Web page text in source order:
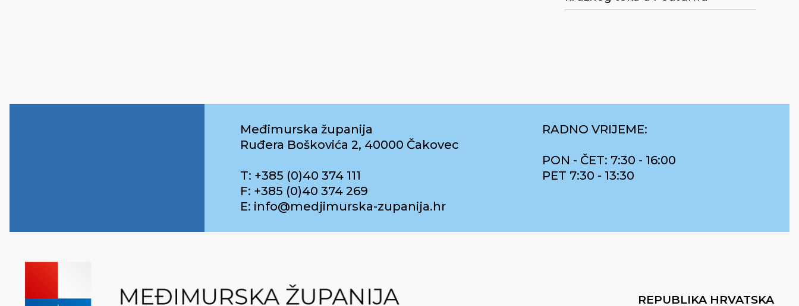
Međimurska županija
Ruđera Boškovića 2, 40000 Čakovec
T: +385 (0)40 374 111
F: +385 (0)40 374 269
E: info@medjimurska-zupanija.hr
RADNO VRIJEME:
PON - ČET: 7:30 - 16:00
PET 7:30 - 13:30
REPUBLIKA HRVATSKA